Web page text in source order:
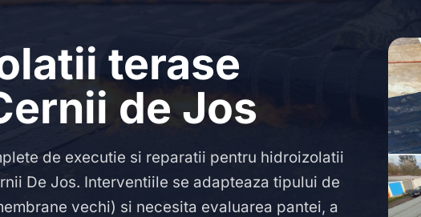
terase
de Jos
de executie si reparatii pentru hidroizolatii
De Jos. Interventiile se adapteaza tipului de
vechi) si necesita evaluarea pantei, a